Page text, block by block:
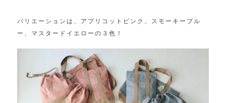
バリエーションは、アプリコットピンク、スモーキーブル
ー、マスタードイエローの３色！